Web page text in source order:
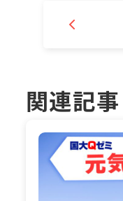
関連記事